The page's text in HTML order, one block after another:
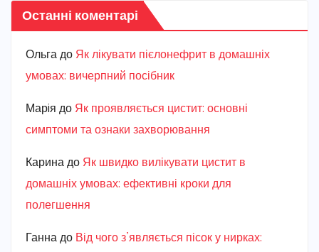
Останні коментарі
Ольга до Як лікувати пієлонефрит в домашніх
умовах: вичерпний посібник
Марiя до Як проявляється цистит: основні
симптоми та ознаки захворювання
Карина до Як швидко вилікувати цистит в
домашніх умовах: ефективні кроки для
полегшення
Ганна до Від чого з’являється пісок у нирках: